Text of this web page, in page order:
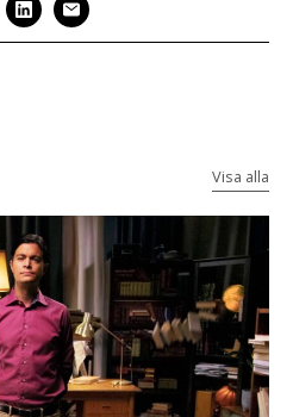
Visa alla